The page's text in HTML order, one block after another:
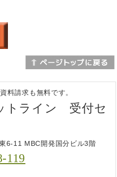
料請求も無料です。
トライン 受付セ
6-11 MBC開発国分ビル3階
119